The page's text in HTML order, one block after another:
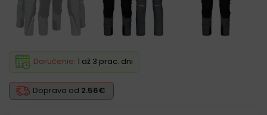
Doprava od 2.56€
Doručenie: 1 až 3 prac. dni